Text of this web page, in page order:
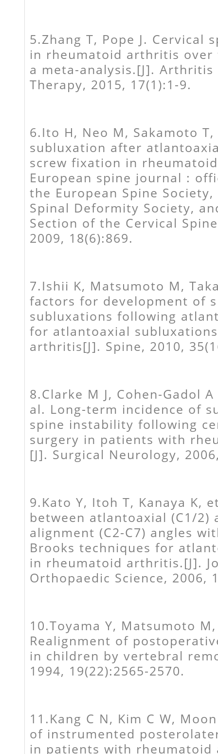
5.Zhang T, Pope J. Cervical
in rheumatoid arthritis
a meta-analysis.[J]. Arthritis
Therapy, 2015, 17(1):1-9.
6.Ito H, Neo M, Sakamoto
subluxation after
screw fixation in
European spine journal :
the European Spine
Spinal Deformity Society,
Section of the Cervical
2009, 18(6):869.
7.Ishii K, Matsumoto M,
factors for development of
subluxations following
for atlantoaxial
arthritis[J]. Spine, 2010,
8.Clarke M J, Cohen-Gadol
al. Long-term incidence of
spine instability following
surgery in patients with
[J]. Surgical Neurology,
9.Kato Y, Itoh T, Kanaya K,
between atlantoaxial (C1/2)
alignment (C2-C7) angles
Brooks techniques for
in rheumatoid arthritis.[J].
Orthopaedic Science, 2006,
10.Toyama Y, Matsumoto
Realignment of
in children by vertebral
1994, 19(22):2565-2570.
11.Kang C N, Kim C W,
of instrumented
in patients with rheumatoid